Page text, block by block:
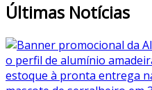
Últimas Notícias